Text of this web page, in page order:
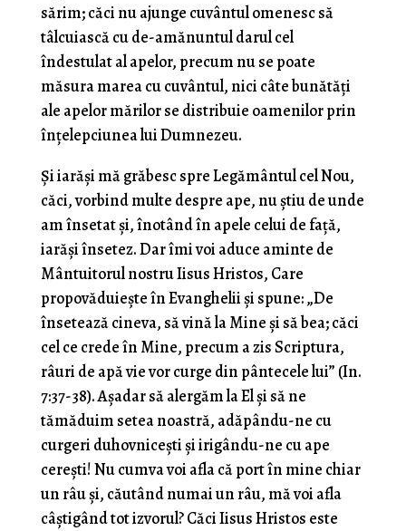
sărim; căci nu ajunge cuvântul omenesc să
tâlcuiască cu de-amănuntul darul cel
îndestulat al apelor, precum nu se poate
măsura marea cu cuvântul, nici câte bunătăţi
ale apelor mărilor se distribuie oamenilor prin
înţelepciunea lui Dumnezeu.
Şi iarăşi mă grăbesc spre Legământul cel Nou,
căci, vorbind multe despre ape, nu ştiu de unde
am însetat şi, înotând în apele celui de faţă,
iarăşi însetez. Dar îmi voi aduce aminte de
Mântuitorul nostru Iisus Hristos, Care
propovăduieşte în Evanghelii şi spune: „De
însetează cineva, să vină la Mine şi să bea; căci
cel ce crede în Mine, precum a zis Scriptura,
râuri de apă vie vor curge din pântecele lui” (In.
7:37-38). Aşadar să alergăm la El şi să ne
tămăduim setea noastră, adăpându-ne cu
curgeri duhovniceşti şi irigându-ne cu ape
cereşti! Nu cumva voi afla că port în mine chiar
un râu şi, căutând numai un râu, mă voi afla
câştigând tot izvorul? Căci Iisus Hristos este